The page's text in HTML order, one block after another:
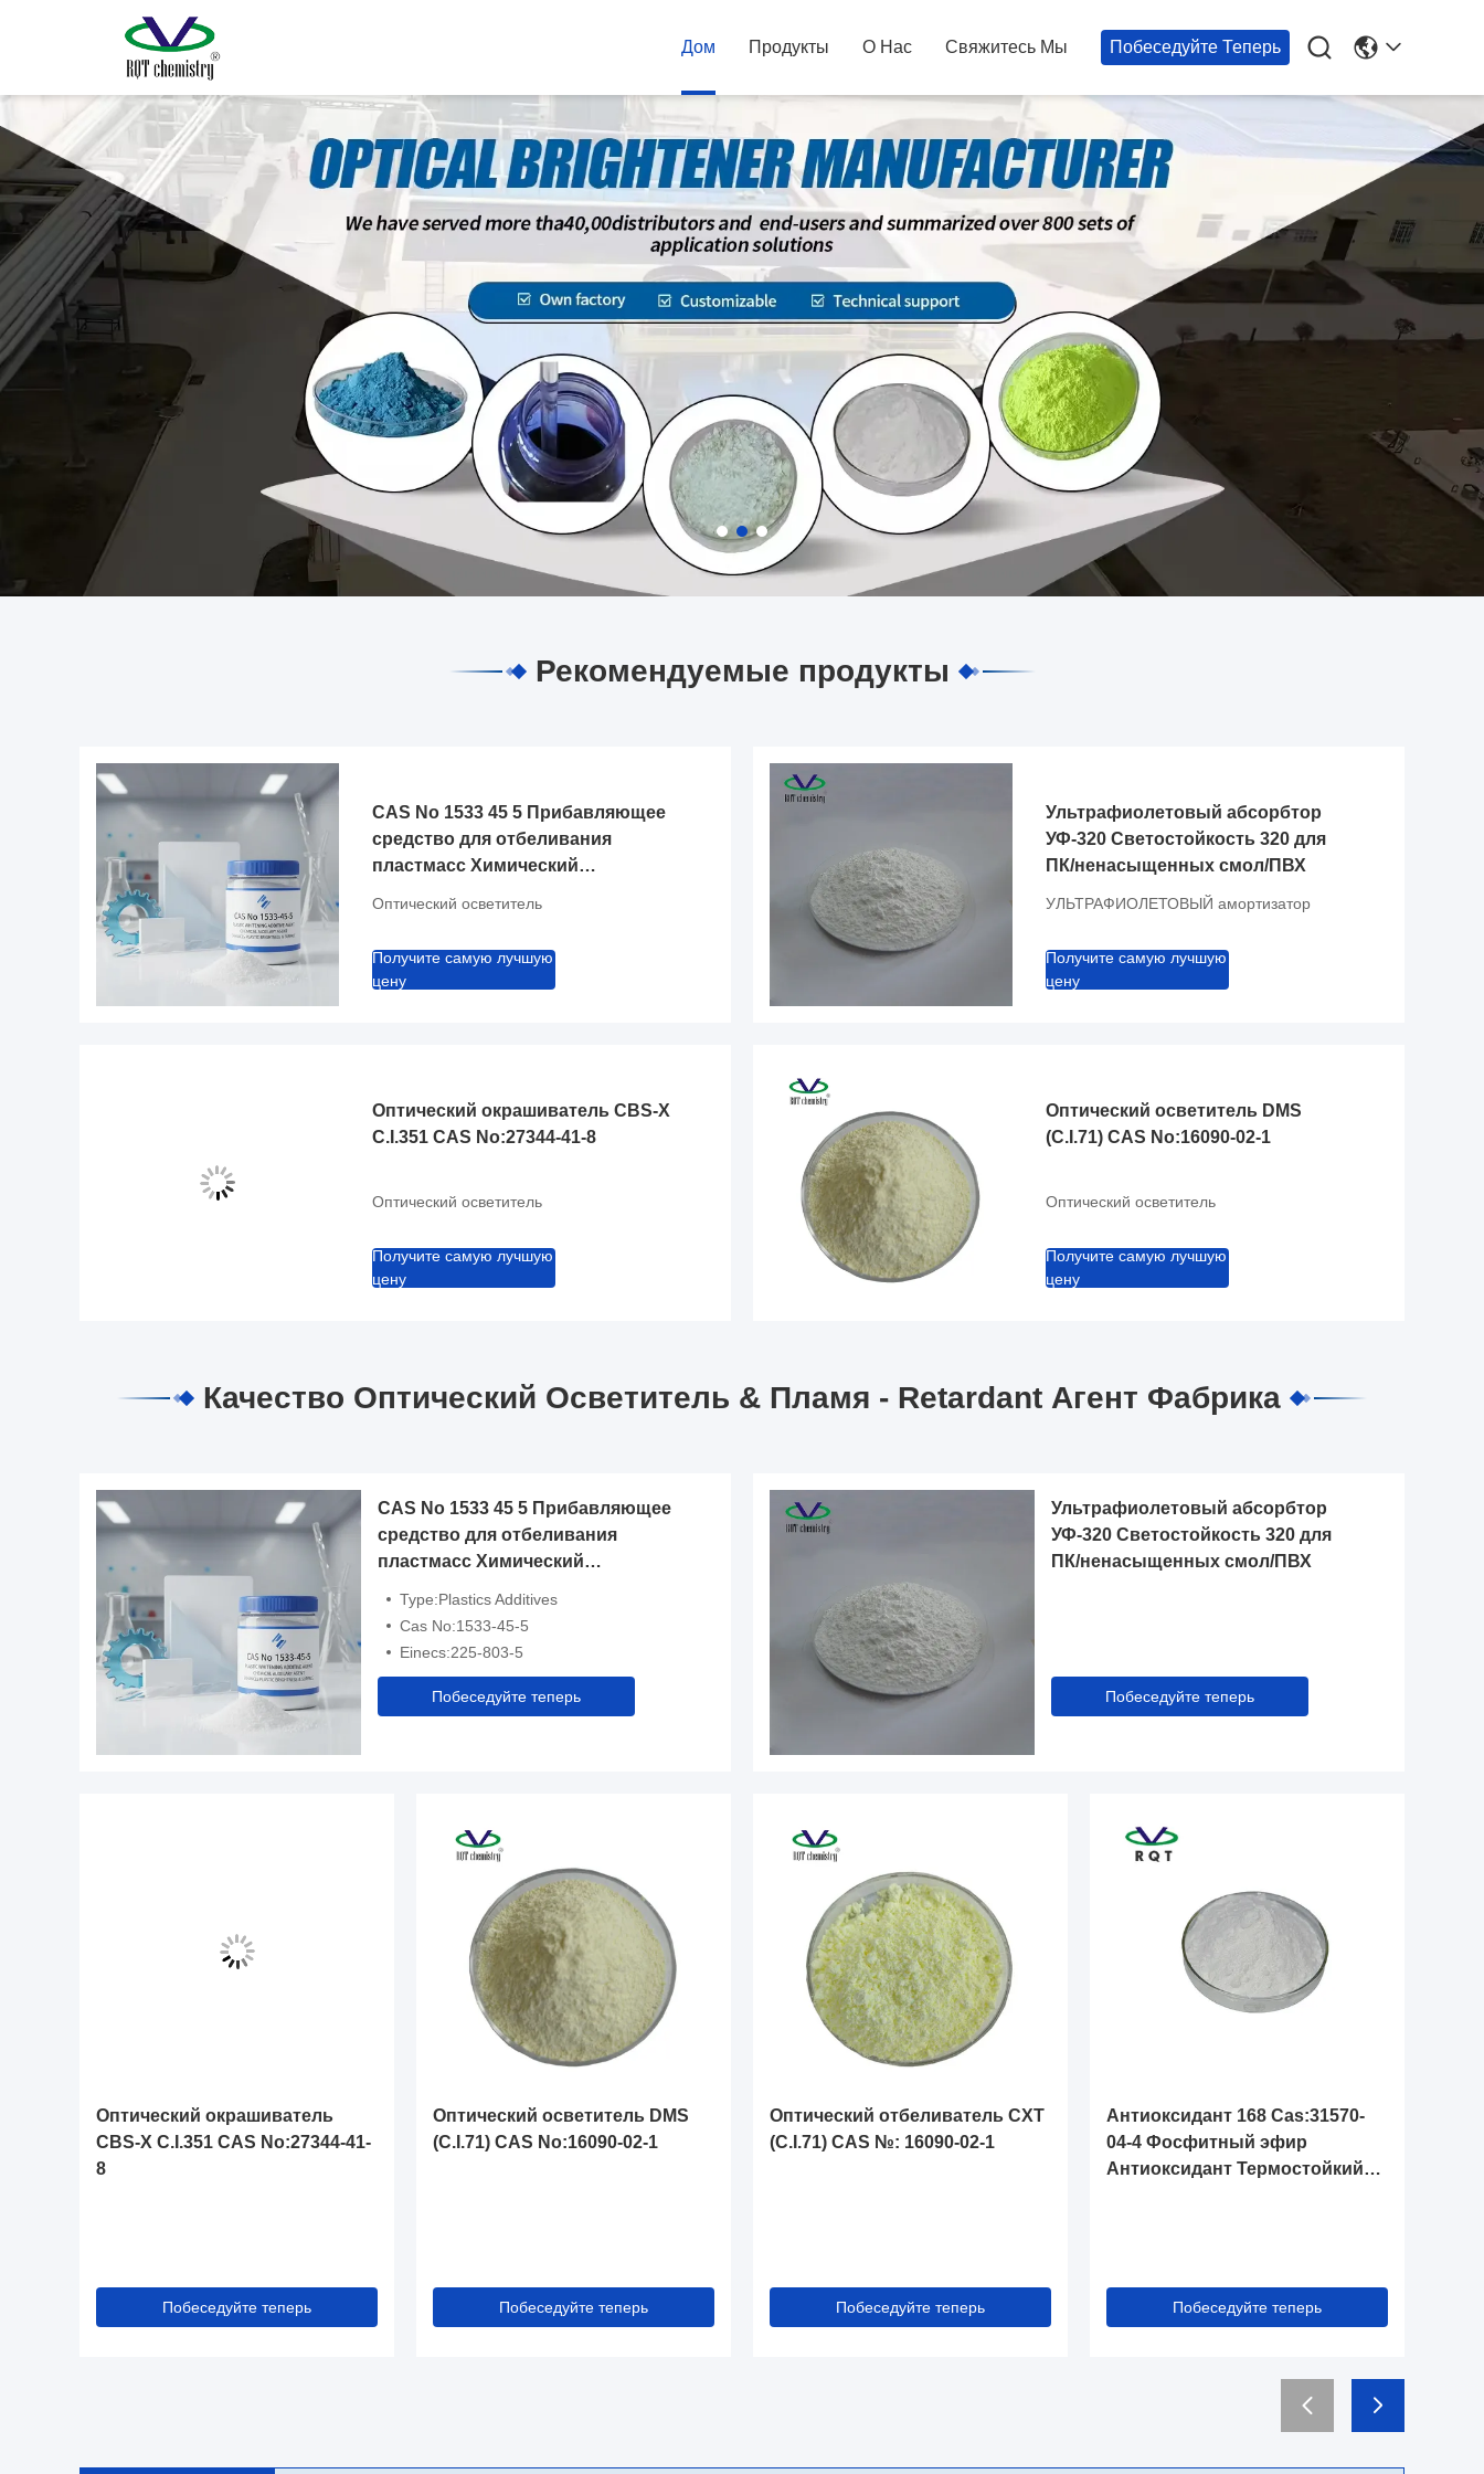
Дом Продукты О Нас Свяжитесь Мы Побеседуйте Теперь 
Рекомендуемые продукты
CAS No 1533 45 5 Прибавляющее
средство для отбеливания
пластмасс Химический
пластмасс в промышленности
Оптический осветитель
Получите самую лучшую
цену
Ультрафиолетовый абсорбтор
УФ-320 Светостойкость 320 для
ПК/ненасыщенных смол/ПВХ
УЛЬТРАФИОЛЕТОВЫЙ амортизатор
Получите самую лучшую
цену
Оптический окрашиватель CBS-X
C.I.351 CAS No:27344-41-8
Оптический осветитель
Получите самую лучшую
цену
Оптический осветитель DMS
(C.I.71) CAS No:16090-02-1
Оптический осветитель
Получите самую лучшую
цену
Качество Оптический Осветитель & Пламя - Retardant Агент Фабрика
CAS No 1533 45 5 Прибавляющее
средство для отбеливания
пластмасс Химический
используемый для повышения
Type:Plastics Additives
Cas No:1533-45-5
Einecs:225-803-5
Побеседуйте теперь
Ультрафиолетовый абсорбтор
УФ-320 Светостойкость 320 для
ПК/ненасыщенных смол/ПВХ
Побеседуйте теперь
Оптический окрашиватель
CBS-X C.I.351 CAS No:27344-41-
8
Побеседуйте теперь
Оптический осветитель DMS
(C.I.71) CAS No:16090-02-1
Побеседуйте теперь
Оптический отбеливатель CXT
(C.I.71) CAS №: 16090-02-1
Побеседуйте теперь
Антиоксидант 168 Cas:31570-
04-4 Фосфитный эфир
Антиоксидант Термостойкий
Побеседуйте теперь